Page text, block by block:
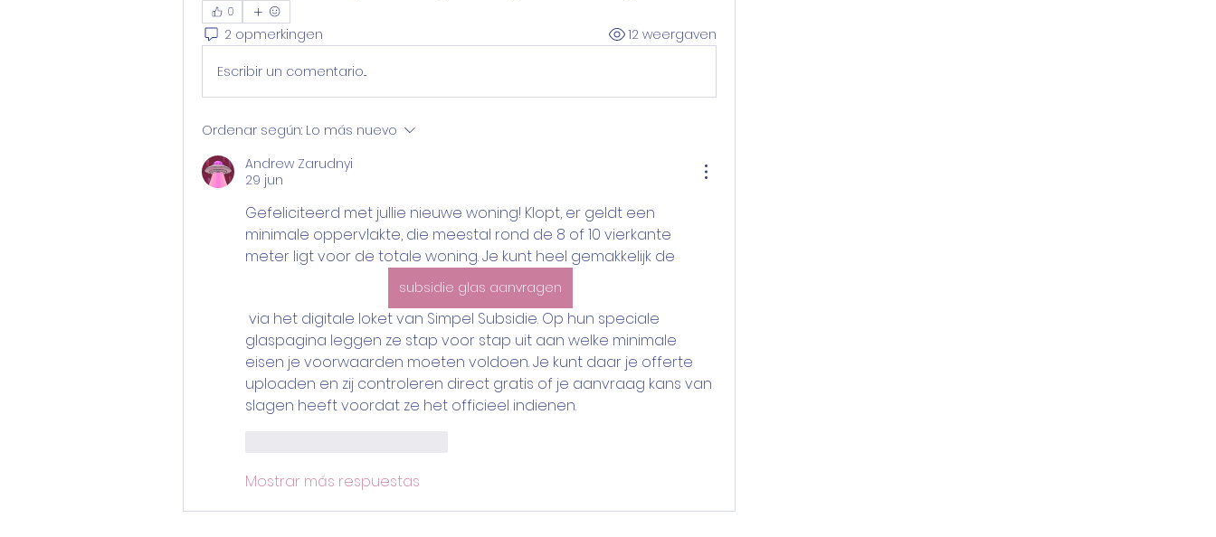
0
2 opmerkingen 12 weergaven
Escribir un comentario...
Ordenar según: Lo más nuevo
Andrew Zarudnyi
29 jun
Gefeliciteerd met jullie nieuwe woning! Klopt, er geldt een
minimale oppervlakte, die meestal rond de 8 of 10 vierkante
meter ligt voor de totale woning. Je kunt heel gemakkelijk de
subsidie glas aanvragen
glaspagina leggen ze stap voor stap uit aan welke minimale
eisen je voorwaarden moeten voldoen. Je kunt daar je offerte
uploaden en zij controleren direct gratis of je aanvraag kans van
slagen heeft voordat ze het officieel indienen.
Mostrar más respuestas